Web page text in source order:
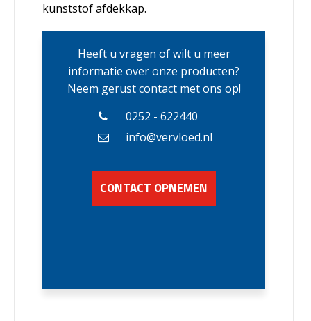
kunststof afdekkap.
Heeft u vragen of wilt u meer
informatie over onze producten?
Neem gerust contact met ons op!
0252 - 622440
info@vervloed.nl
CONTACT OPNEMEN